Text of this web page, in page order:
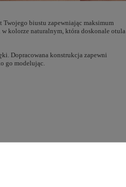
biustu zapewniając maksimum
kolorze naturalnym, która doskonale otula
Dopracowana konstrukcja zapewni
go modelując.